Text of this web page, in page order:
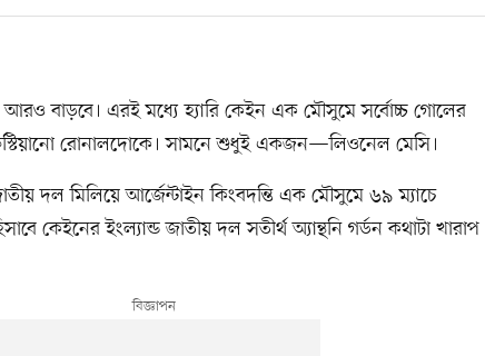
আরও বাড়বে। এরই মধ্যে হ্যারি কেইন এক মৌসুমে সর্বোচ্চ গোলের
রোনালদোকে। সামনে শুধুই একজন—লিওনেল মেসি।
দল মিলিয়ে আর্জেন্টাইন কিংবদন্তি এক মৌসুমে ৬৯ ম্যাচে
কেইনের ইংল্যান্ড জাতীয় দল সতীর্থ অ্যান্থনি গর্ডন কথাটা খারাপ